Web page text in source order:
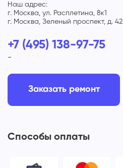
Наш адрес:
г. Москва, ул. Расплетина, 8к1
г. Москва, Зеленый проспект, д. 42
+7 (495) 138-97-75
-
Заказать ремонт
Способы оплаты